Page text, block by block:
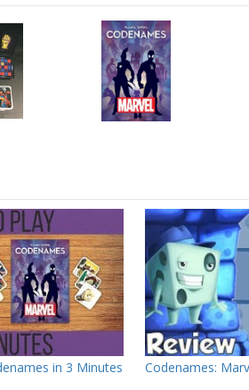
in 3 Minutes
Codenames: